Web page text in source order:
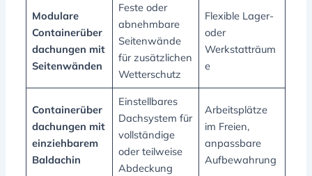
Modulare
Containerüber
dachungen mit
Seitenwänden
Feste oder
abnehmbare
Seitenwände
für zusätzlichen
Wetterschutz
Flexible Lager-
oder
Werkstatträum
e
Containerüber
dachungen mit
einziehbarem
Baldachin
Einstellbares
Dachsystem für
vollständige
oder teilweise
Abdeckung
Arbeitsplätze
im Freien,
anpassbare
Aufbewahrung